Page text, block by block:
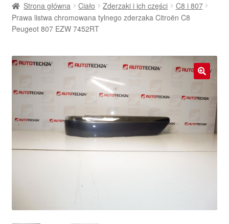
Dostawa
Kontakt
Moje konto
O nas
Płatności
Strona główna Ciało Zderzaki i ich części
C8 i 807
Prawa listwa chromowana tylnego zderzaka Citroën C8
Peugeot 807 EZW 7452RT